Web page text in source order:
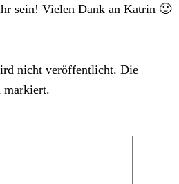
sein! Vielen Dank an Katrin 🙂
nicht veröffentlicht. Die
markiert.